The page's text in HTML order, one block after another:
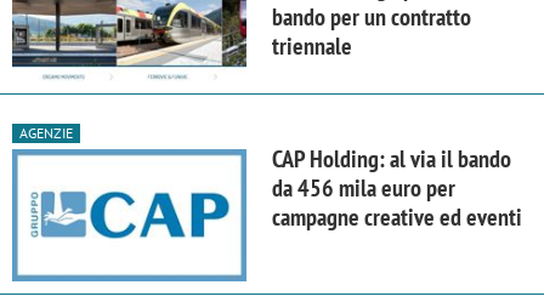
bando per un contratto
triennale
AGENZIE
CAP Holding: al via il bando
da 456 mila euro per
campagne creative ed eventi